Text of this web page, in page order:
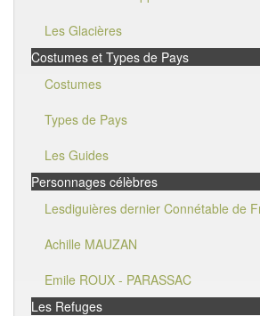
Les Glacières
Costumes et Types de Pays
Costumes
Types de Pays
Les Guides
Personnages célèbres
Lesdiguières dernier Connétable de
Achille MAUZAN
Emile ROUX - PARASSAC
Les Refuges